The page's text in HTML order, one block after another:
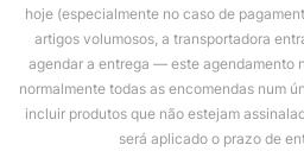
hoje (especialmente no caso de
artigos volumosos, a transportadora
agendar a entrega — este agendamento
normalmente todas as encomendas num
incluir produtos que não estejam
será aplicado o prazo de